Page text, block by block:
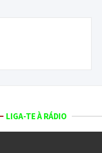
LIGA-TE À RÁDIO